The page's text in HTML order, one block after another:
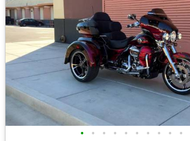
• • • • • • • • • •